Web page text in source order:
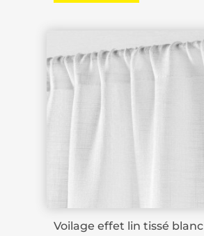
Voilage effet lin tissé blanc